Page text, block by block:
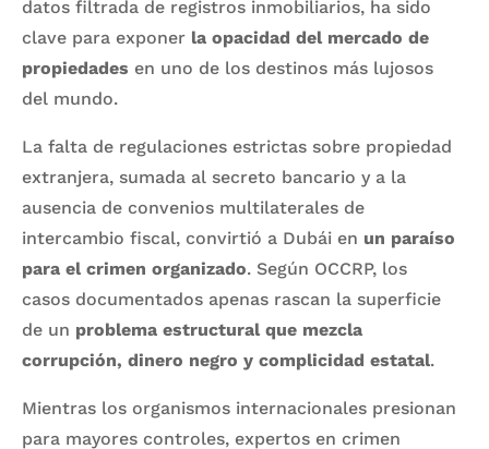
datos filtrada de registros inmobiliarios, ha sido
clave para exponer la opacidad del mercado de
propiedades en uno de los destinos más lujosos
del mundo.
La falta de regulaciones estrictas sobre propiedad
extranjera, sumada al secreto bancario y a la
ausencia de convenios multilaterales de
intercambio fiscal, convirtió a Dubái en un paraíso
para el crimen organizado. Según OCCRP, los
casos documentados apenas rascan la superficie
de un problema estructural que mezcla
corrupción, dinero negro y complicidad estatal.
Mientras los organismos internacionales presionan
para mayores controles, expertos en crimen